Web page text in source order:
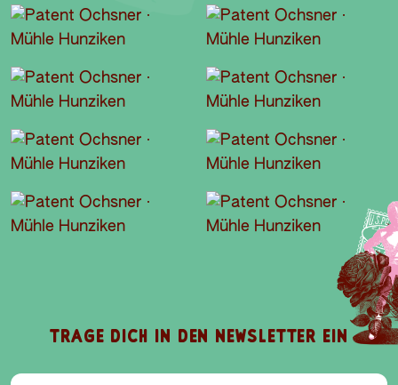
TRAGE DICH IN DEN NEWSLETTER EIN
E-Mail-Addresse